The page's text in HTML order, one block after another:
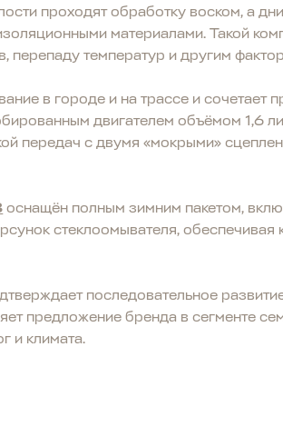
проходят обработку воском, а
материалами. Такой
перепаду температур и другим
в городе и на трассе и сочетает
двигателем объёмом 1,6
передач с двумя «мокрыми»
оснащён полным зимним пакетом,
стеклоомывателя,
последовательное
предложение бренда в сегменте
и климата.